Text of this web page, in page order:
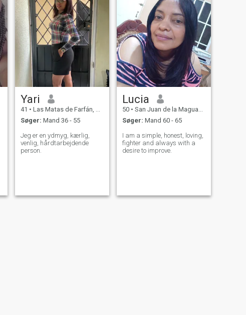
Yari
41 • Las Matas de Farfán, San Juan, DR Dominikanske
Søger: Mand 36 - 55
Jeg er en ydmyg, kærlig,
venlig, hårdtarbejdende
person.
Lucia
50 • San Juan de la Maguana, San Juan, DR Dominikanske
Søger: Mand 60 - 65
I am a simple, honest, loving,
fighter and always with a
desire to improve.